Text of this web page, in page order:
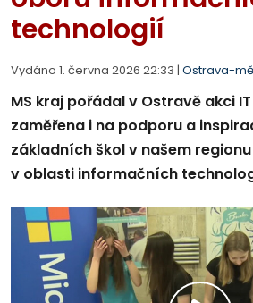
technologií
Vydáno 1. června 2026 22:33 | Ostrava-
MS kraj pořádal v Ostravě akci
zaměřena i na podporu a
základních škol v našem
v oblasti informačních